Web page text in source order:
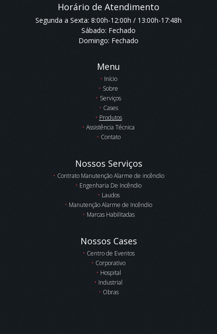
Horário de Atendimento
Segunda a Sexta: 8:00h-12:00h / 13:00h-17:48h
Sábado: Fechado
Domingo: Fechado
Menu
Início
Sobre
Serviços
Cases
Produtos
Assistência Técnica
Contato
Nossos Serviços
Contrato Manutenção Alarme de incêndio
Engenharia De Incêndio
Laudos
Manutenção Alarme de Incêndio
Marcas Habilitadas
Nossos Cases
Centro de Eventos
Corporativo
Hospital
Industrial
Obras